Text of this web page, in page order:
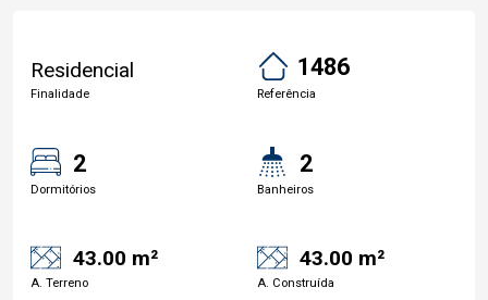
Residencial
Finalidade
1486
Referência
2
Dormitórios
2
Banheiros
43.00 m²
A. Terreno
43.00 m²
A. Construída